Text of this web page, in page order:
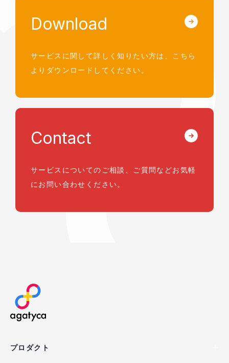
Download
サービスに関して詳しく知りたい方は、
こちら
よりダウンロードしてください。
Contact
サービスについてのご相談、ご質問などお気軽
にお問い合わせください。
プロダクト